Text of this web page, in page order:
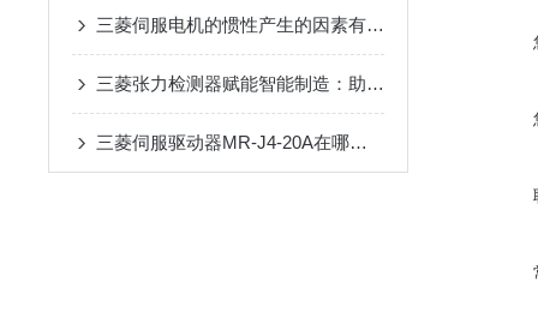
三菱伺服电机的惯性产生的因素有哪些？
三菱张力检测器赋能智能制造：助力卷材生产线实现张力闭环控制与效率提升
三菱伺服驱动器MR-J4-20A在哪些行业应用广泛？